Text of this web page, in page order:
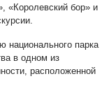
бор» и
национального парка
в одном из
расположенной